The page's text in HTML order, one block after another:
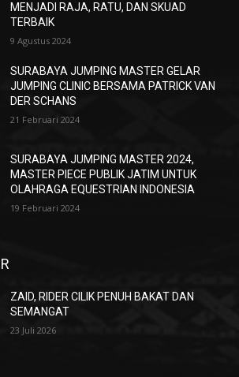
MENJADI RAJA, RATU, DAN SKUAD
TERBAIK
9 Agustus 2024
SURABAYA JUMPING MASTER GELAR
JUMPING CLINIC BERSAMA PATRICK VAN
DER SCHANS
21 Februari 2024
SURABAYA JUMPING MASTER 2024,
MASTER PIECE PUBLIK JATIM UNTUK
OLAHRAGA EQUESTRIAN INDONESIA
19 Februari 2024
ZAID, RIDER CILIK PENUH BAKAT DAN
SEMANGAT
23 Juli 2026